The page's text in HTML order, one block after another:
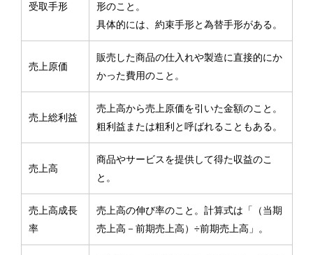
受取手形
形のこと。
具体的には、約束手形と為替手形がある。
売上原価
販売した商品の仕入れや製造に直接的にか
かった費用のこと。
売上総利益
売上高から売上原価を引いた金額のこと。
粗利益または粗利と呼ばれることもある。
売上高
商品やサービスを提供して得た収益のこ
と。
売上高成長
率
売上高の伸び率のこと。計算式は「（当期
売上高－前期売上高）÷前期売上高」。